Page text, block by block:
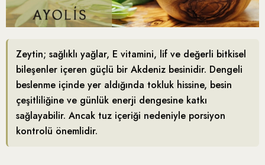
Zeytin; sağlıklı yağlar, E vitamini, lif ve değerli bitkisel
bileşenler içeren güçlü bir Akdeniz besinidir. Dengeli
beslenme içinde yer aldığında tokluk hissine, besin
çeşitliliğine ve günlük enerji dengesine katkı
sağlayabilir. Ancak tuz içeriği nedeniyle porsiyon
kontrolü önemlidir.